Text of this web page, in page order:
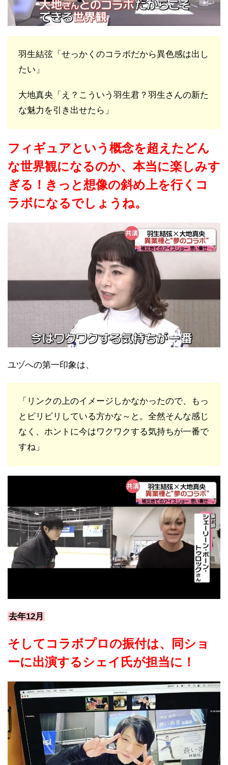
羽生結弦「せっかくのコラボだから異色感は出し
たい」
大地真央「え？こういう羽生君？羽生さんの新た
な魅力を引き出せたら」
フィギュアという概念を超えたどん
な世界観になるのか、本当に楽しみす
ぎる！きっと想像の斜め上を行くコ
ラボになるでしょうね。
ユヅへの第一印象は、
「リンクの上のイメージしかなかったので、もっ
とピリピリしている方かな～と。全然そんな感じ
なく、ホントに今はワクワクする気持ちが一番で
すね」
去年12月
そしてコラボプロの振付は、同ショ
ーに出演するシェイ氏が担当に！